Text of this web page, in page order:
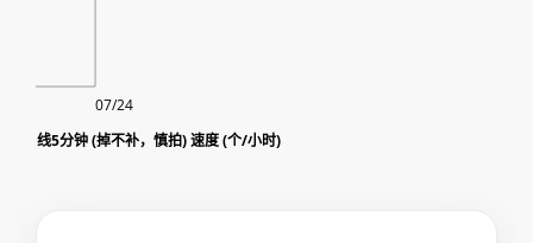
Twitter Spaces（语音聊天室） 在线5分钟 (掉不补，慎拍) 速度 (个/小时)
07/24